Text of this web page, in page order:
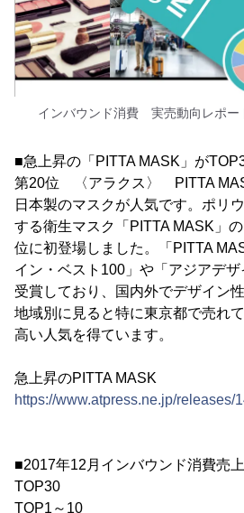
インバウンド消費 実売動向レポー
■急上昇の「PITTA MASK」が
第20位 〈アラクス〉 PITTA
日本製のマスクが人気です。ポリ
する衛生マスク「PITTA MASK」
位に初登場しました。「PITTA
イン・ベスト100」や「アジアデ
受賞しており、国内外でデザイン
地域別に見ると特に東京都で売れ
高い人気を得ています。
急上昇のPITTA MASK
https://www.atpress.ne.jp/
■2017年12月インバウンド消費売
TOP30
TOP1～10